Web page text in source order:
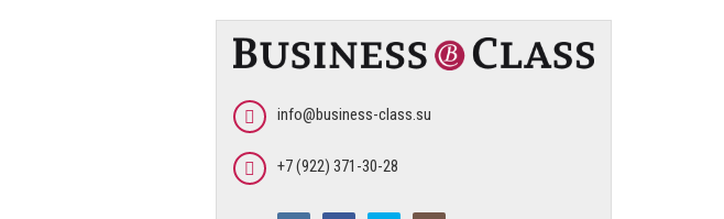
info@business-class.su
+7 (922) 371-30-28